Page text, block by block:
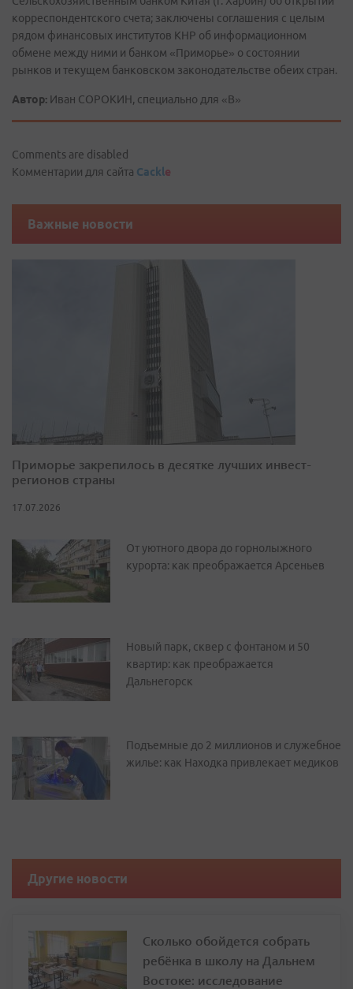
корреспондентского счета; заключены соглашения с целым
рядом финансовых институтов КНР об информационном
обмене между ними и банком «Приморье» о состоянии
рынков и текущем банковском законодательстве обеих стран.
Автор: Иван СОРОКИН, специально для «В»
Comments are disabled
Комментарии для сайта Cackle
Важные новости
Приморье закрепилось в десятке лучших инвест-
регионов страны
17.07.2026
От уютного двора до горнолыжного
курорта: как преображается Арсеньев
Новый парк, сквер с фонтаном и 50
квартир: как преображается
Дальнегорск
Подъемные до 2 миллионов и служебное
жилье: как Находка привлекает медиков
Другие новости
Сколько обойдется собрать
ребёнка в школу на Дальнем
Востоке: исследование